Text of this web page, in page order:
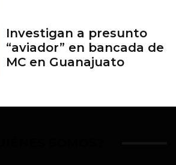
Investigan a presunto
“aviador” en bancada de
MC en Guanajuato